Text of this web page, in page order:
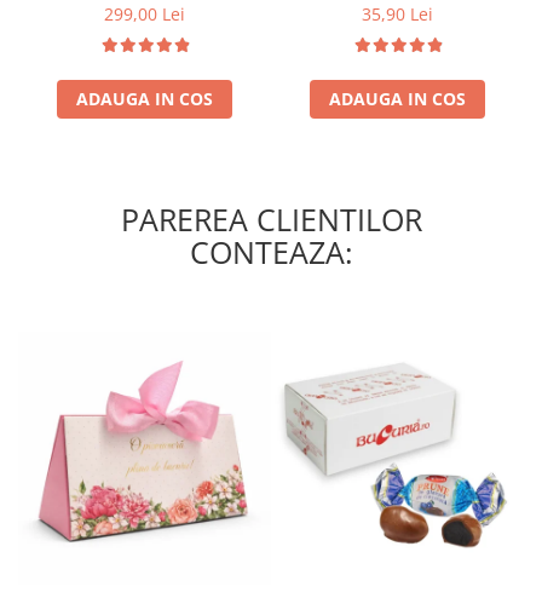
299,00 Lei
ADAUGA IN COS
35,90 Lei
ADAUGA IN COS
PAREREA CLIENTILOR
CONTEAZA: